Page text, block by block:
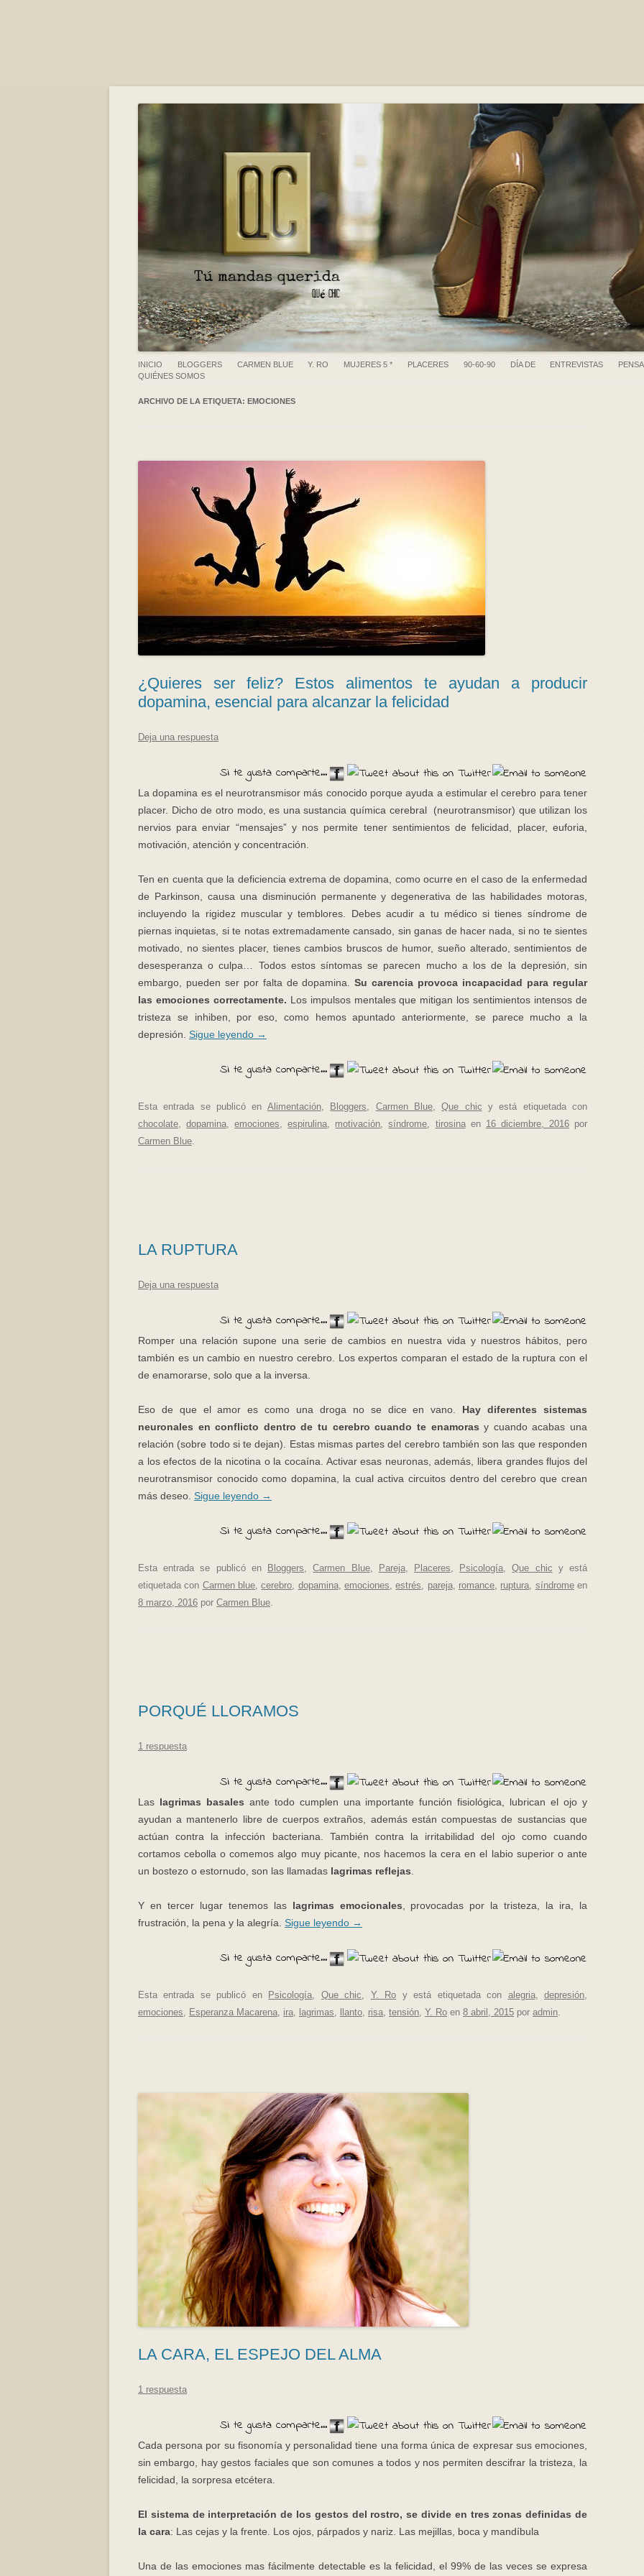
Ir al contenido
INICIO BLOGGERS CARMEN BLUE Y. RO MUJERES 5 * PLACERES 90-60-90 DÍA DE ENTREVISTAS
QUIÉNES SOMOS
ARCHIVO DE LA ETIQUETA: EMOCIONES
¿Quieres ser feliz? Estos alimentos te ayudan a producir
dopamina, esencial para alcanzar la felicidad
Deja una respuesta
Si te gusta comparte...
La dopamina es el neurotransmisor más conocido porque ayuda a estimular el cerebro para tener
placer. Dicho de otro modo, es una sustancia química cerebral (neurotransmisor) que utilizan los
nervios para enviar “mensajes” y nos permite tener sentimientos de felicidad, placer, euforia,
motivación, atención y concentración.
Ten en cuenta que la deficiencia extrema de dopamina, como ocurre en el caso de la enfermedad
de Parkinson, causa una disminución permanente y degenerativa de las habilidades motoras,
incluyendo la rigidez muscular y temblores. Debes acudir a tu médico si tienes síndrome de
piernas inquietas, si te notas extremadamente cansado, sin ganas de hacer nada, si no te sientes
motivado, no sientes placer, tienes cambios bruscos de humor, sueño alterado, sentimientos de
desesperanza o culpa… Todos estos síntomas se parecen mucho a los de la depresión, sin
embargo, pueden ser por falta de dopamina.Su carencia provoca incapacidad para regular
las emociones correctamente. Los impulsos mentales que mitigan los sentimientos intensos de
tristeza se inhiben, por eso, como hemos apuntado anteriormente, se parece mucho a la
depresión. Sigue leyendo →
Si te gusta comparte...
Esta entrada se publicó en Alimentación, Bloggers Carmen Blue,Que chic y está etiquetada con
chocolate ,dopamina ,emociones ,espirulina motivación ,síndrome tirosinaen 16 diciembre, 2016por
Carmen Blue
LA RUPTURA
Deja una respuesta
Si te gusta comparte...
Romper una relación supone una serie de cambios en nuestra vida y nuestros hábitos, pero
también es un cambio en nuestro cerebro. Los expertos comparan el estado de la ruptura con el
de enamorarse, solo que a la inversa.
Eso de que el amor es como una droga no se dice en vano. Hay diferentes sistemas
neuronales en conflicto dentro de tu cerebro cuando te enamoras y cuando acabas una
relación (sobre todo si te dejan). Estas mismas partes del cerebro también son las que responden
a los efectos de la nicotina o la cocaína. Activar esas neuronas, además, libera grandes flujos del
neurotransmisor conocido como dopamina, la cual activa circuitos dentro del cerebro que crean
más deseo. Sigue leyendo →
Si te gusta comparte...
Esta entrada se publicó en Bloggers ,Carmen Blue, Pareja, Placeres Psicología ,Que chic y está
etiquetada con Carmen blue ,cerebro dopamina,emociones ,estrés pareja, romance ruptura síndromeen
8 marzo, 2016 por Carmen Blue
PORQUÉ LLORAMOS
1 respuesta
Si te gusta comparte...
Las lagrimas basales ante todo cumplen una importante función fisiológica, lubrican el ojo y
ayudan a mantenerlo libre de cuerpos extraños, además están compuestas de sustancias que
actúan contra la infección bacteriana. También contra la irritabilidad del ojo como cuando
cortamos cebolla o comemos algo muy picante, nos hacemos la cera en el labio superior o ante
un bostezo o estornudo, son las llamadas lagrimas reflejas
Y en tercer lugar tenemos las lagrimas emocionales , provocadas por la tristeza, la ira, la
frustración, la pena y la alegría. Sigue leyendo →
Si te gusta comparte...
Esta entrada se publicó en Psicología Que chic Y. Ro y está etiquetada con alegria, depresión
emociones
Esperanza Macarena ira lagrimas llanto risa tensión Y. Ro en 8 abril, 2015 por admin
LA CARA, EL ESPEJO DEL ALMA
1 respuesta
Si te gusta comparte...
Cada persona por su fisonomía y personalidad tiene una forma única de expresar sus emociones,
sin embargo, hay gestos faciales que son comunes a todos y nos permiten descifrar la tristeza, la
felicidad, la sorpresa etcétera.
El sistema de interpretación de los gestos del rostro, se divide en tres zonas definidas de
la cara: Las cejas y la frente. Los ojos, párpados y nariz. Las mejillas, boca y mandíbula
Una de las emociones mas fácilmente detectable es la felicidad, el 99% de las veces se expresa